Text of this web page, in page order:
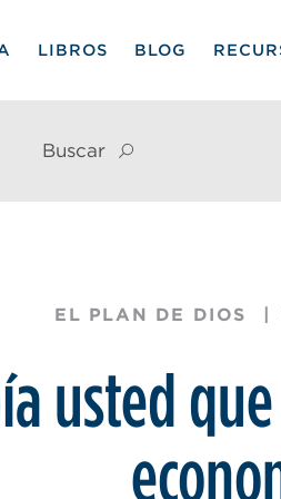
LIBROS BLOG
Buscar
EL PLAN DE DIOS
usted